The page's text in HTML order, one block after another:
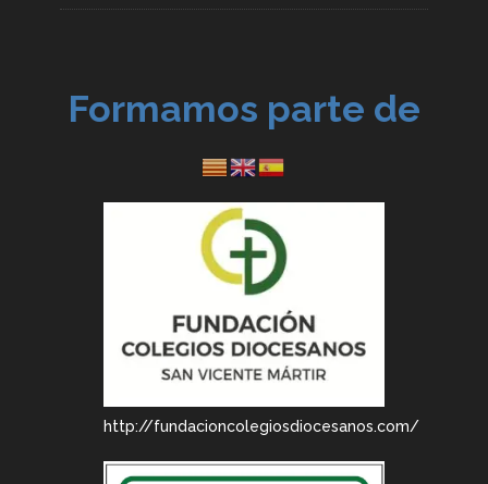
Formamos parte de
http://fundacioncolegiosdiocesanos.com/